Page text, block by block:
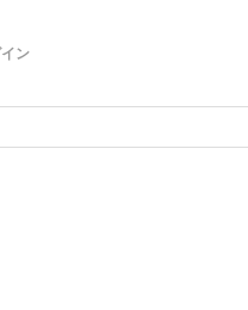
ン